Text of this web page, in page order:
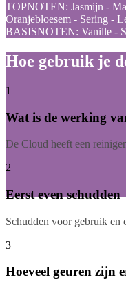
TOPNOTEN: Jasmijn -
Oranjebloesem - Sering -
BASISNOTEN: Vanille -
Hoe gebruik je
1
Wat is de werking
De Cloud heeft een
2
Eerst even schudden
Schudden voor gebruik en
3
Hoeveel geuren zijn